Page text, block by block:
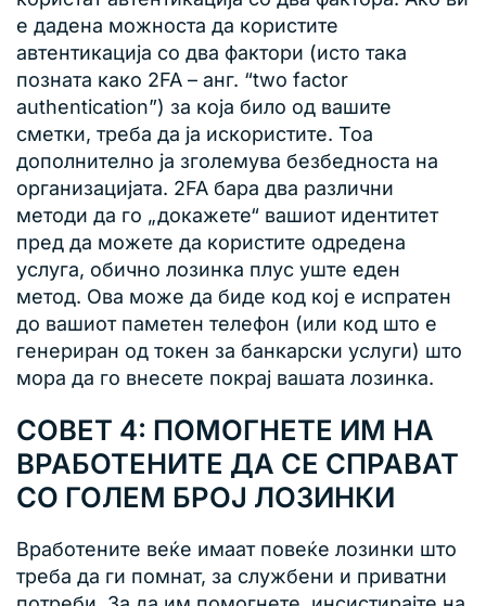
е дадена можноста да користите
автентикација со два фактори (исто така
позната како 2FA – анг. “two factor
authentication”) за која било од вашите
сметки, треба да ја искористите. Тоа
дополнително ја зголемува безбедноста на
организацијата. 2FA бара два различни
методи да го „докажете“ вашиот идентитет
пред да можете да користите одредена
услуга, обично лозинка плус уште еден
метод. Ова може да биде код кој е испратен
до вашиот паметен телефон (или код што е
генериран од токен за банкарски услуги) што
мора да го внесете покрај вашата лозинка.
СОВЕТ 4: ПОМОГНЕТЕ ИМ НА
ВРАБОТЕНИТЕ ДА СЕ СПРАВАТ
СО ГОЛЕМ БРОЈ ЛОЗИНКИ
Вработените веќе имаат повеќе лозинки што
треба да ги помнат, за службени и приватни